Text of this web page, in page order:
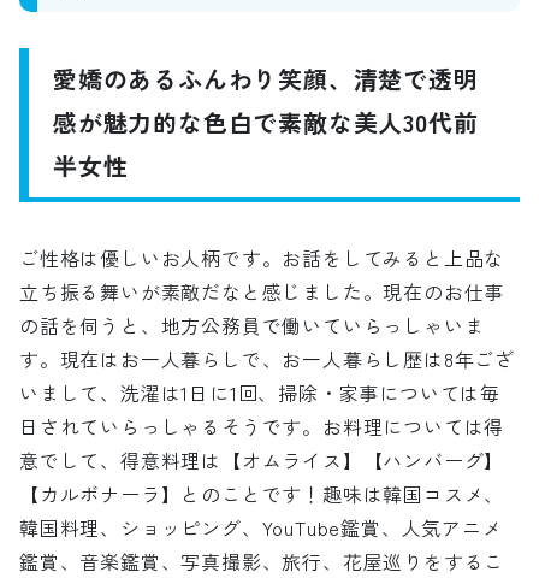
愛嬌のあるふんわり笑顔、清楚で透明
感が魅力的な色白で素敵な美人30代前
半女性
ご性格は優しいお人柄です。お話をしてみると上品な
立ち振る舞いが素敵だなと感じました。現在のお仕事
の話を伺うと、地方公務員で働いていらっしゃいま
す。現在はお一人暮らしで、お一人暮らし歴は8年ござ
いまして、洗濯は1日に1回、掃除・家事については毎
日されていらっしゃるそうです。お料理については得
意でして、得意料理は【オムライス】【ハンバーグ】
【カルボナーラ】とのことです！趣味は韓国コスメ、
韓国料理、ショッピング、YouTube鑑賞、人気アニメ
鑑賞、音楽鑑賞、写真撮影、旅行、花屋巡りをするこ